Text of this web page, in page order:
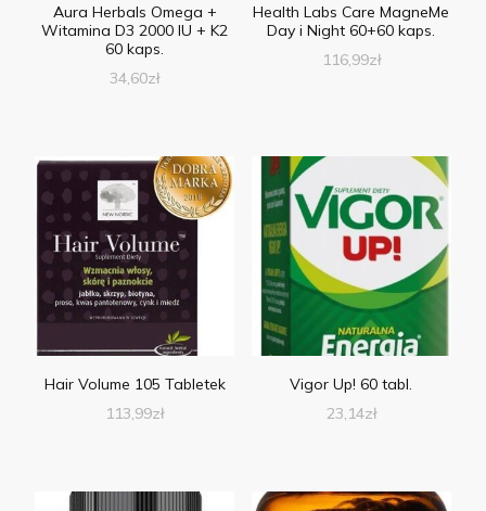
Aura Herbals Omega +
Witamina D3 2000 IU + K2
60 kaps.
34,60zł
Health Labs Care MagneMe
Day i Night 60+60 kaps.
116,99zł
Hair Volume 105 Tabletek
113,99zł
Vigor Up! 60 tabl.
23,14zł